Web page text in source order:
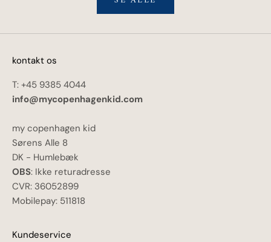
kontakt os
T: +45 9385 4044
info@mycopenhagenkid.com
my copenhagen kid
Sørens Alle 8
DK - Humlebæk
OBS: Ikke returadresse
CVR: 36052899
Mobilepay: 511818
Kundeservice